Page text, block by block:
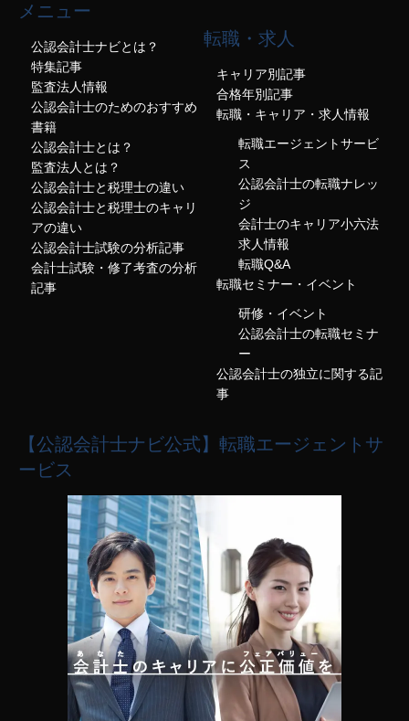
メニュー
公認会計士ナビとは？
特集記事
監査法人情報
公認会計士のためのおすすめ
書籍
公認会計士とは？
監査法人とは？
公認会計士と税理士の違い
公認会計士と税理士のキャリ
アの違い
公認会計士試験の分析記事
会計士試験・修了考査の分析
記事
転職・求人
キャリア別記事
合格年別記事
転職・キャリア・求人情報
転職エージェントサービ
ス
公認会計士の転職ナレッ
ジ
会計士のキャリア小六法
求人情報
転職Q&A
転職セミナー・イベント
研修・イベント
公認会計士の転職セミナ
ー
公認会計士の独立に関する記
事
【公認会計士ナビ公式】転職エージェントサ
ービス